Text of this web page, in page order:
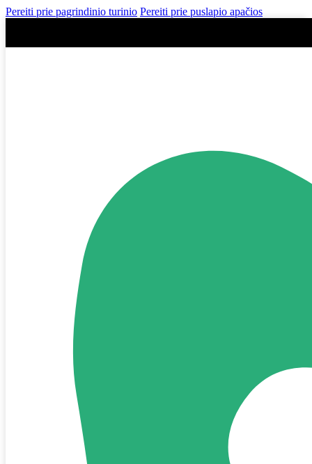
Pereiti prie pagrindinio turinio Pereiti prie puslapio apačios